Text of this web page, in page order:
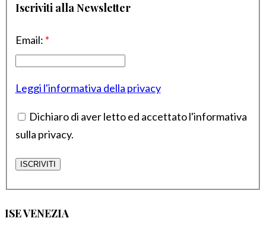
Iscriviti alla Newsletter
Email: *
Leggi l'informativa della privacy
Dichiaro di aver letto ed accettato l'informativa
sulla privacy.
ISE VENEZIA